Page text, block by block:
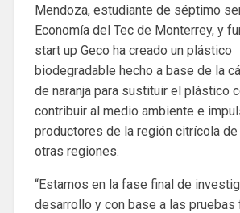
Mendoza, estudiante de séptimo
Economía del Tec de Monterrey, y
start up Geco ha creado un plástico
biodegradable hecho a base de la
de naranja para sustituir el plástico
contribuir al medio ambiente e
productores de la región citrícola
otras regiones.
“Estamos en la fase final de
desarrollo y con base a las